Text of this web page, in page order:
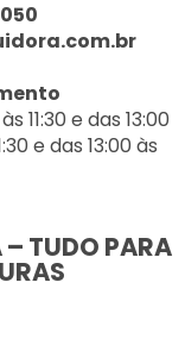
11:30 e das 13:00
e das 13:00 às
– TUDO PARA